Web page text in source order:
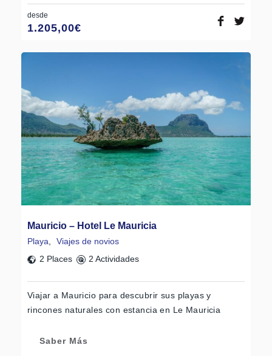
desde
1.205,00€
Mauricio – Hotel Le Mauricia
Playa,
Viajes de novios
2 Places
2 Actividades
Viajar a Mauricio para descubrir sus playas y
rincones naturales con estancia en Le Mauricia
Saber Más